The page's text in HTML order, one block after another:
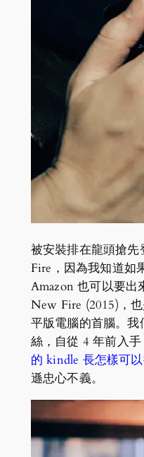
被安裝排在龍頭搶
Fire，因為我知道如
Amazon 也可以要
New Fire (2015)，
平版電腦的首腦。
絲，自從 4 年前入
的 kindle 長怎樣可
遜忠心不義。